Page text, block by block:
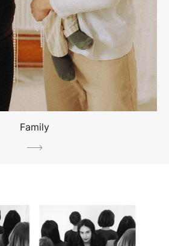
Family